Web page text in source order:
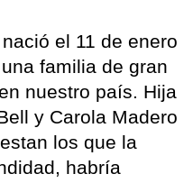
el 11 de enero
familia de gran
nuestro país. Hija
y Carola Madero
los que la
habría